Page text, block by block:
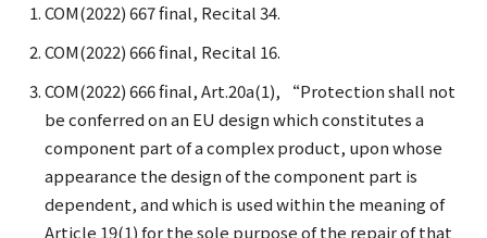
COM(2022) 667 final, Recital 34.
COM(2022) 666 final, Recital 16.
COM(2022) 666 final, Art.20a(1), “Protection shall not
be conferred on an EU design which constitutes a
component part of a complex product, upon whose
appearance the design of the component part is
dependent, and which is used within the meaning of
Article 19(1) for the sole purpose of the repair of that